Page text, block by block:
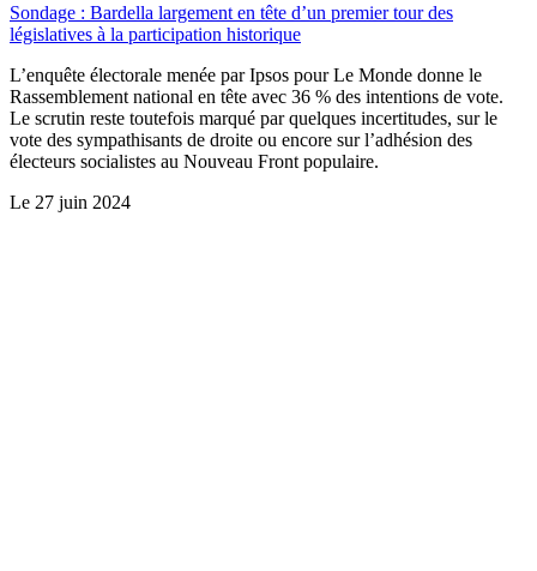
Sondage : Bardella largement en tête d’un premier tour des
législatives à la participation historique
L’enquête électorale menée par Ipsos pour Le Monde donne le
Rassemblement national en tête avec 36 % des intentions de vote.
Le scrutin reste toutefois marqué par quelques incertitudes, sur le
vote des sympathisants de droite ou encore sur l’adhésion des
électeurs socialistes au Nouveau Front populaire.
Le 27 juin 2024